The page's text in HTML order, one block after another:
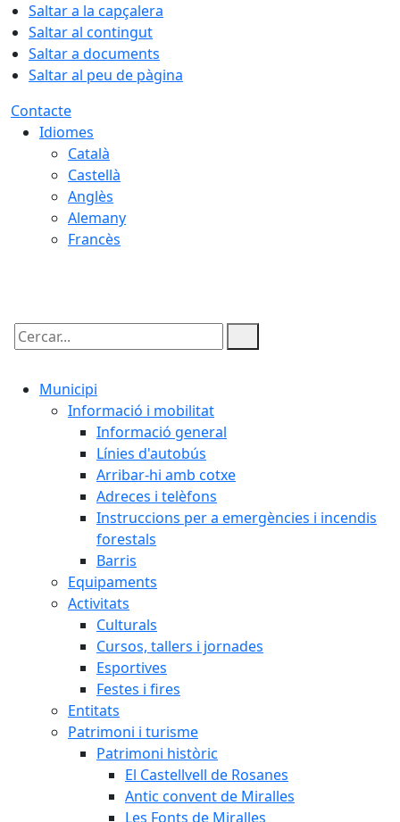
Saltar a la capçalera
Saltar al contingut
Saltar a documents
Saltar al peu de pàgina
Contacte
Idiomes
Català
Castellà
Anglès
Alemany
Francès
Cercar:
Municipi
Informació i mobilitat
Informació general
Línies d'autobús
Arribar-hi amb cotxe
Adreces i telèfons
Instruccions per a emergències i incendis
forestals
Barris
Equipaments
Activitats
Culturals
Cursos, tallers i jornades
Esportives
Festes i fires
Entitats
Patrimoni i turisme
Patrimoni històric
El Castellvell de Rosanes
Antic convent de Miralles
Les Fonts de Miralles